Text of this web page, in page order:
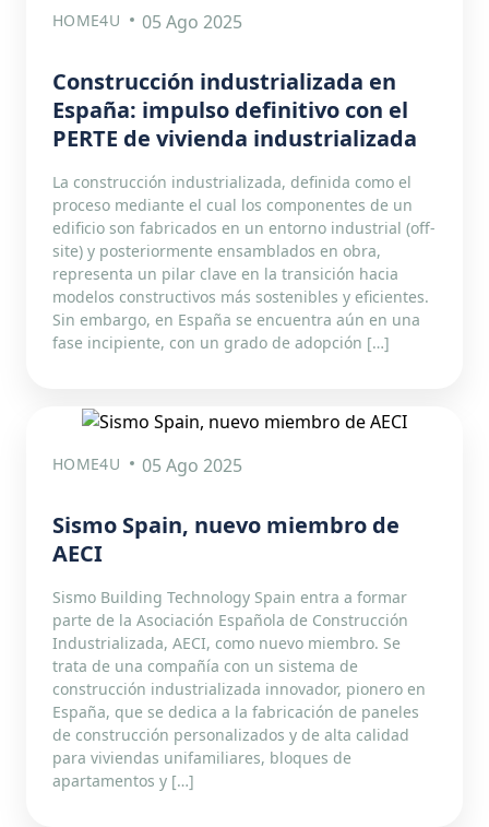
HOME4U 05 Ago 2025
Construcción industrializada en
España: impulso definitivo con el
PERTE de vivienda industrializada
La construcción industrializada, definida como el
proceso mediante el cual los componentes de un
edificio son fabricados en un entorno industrial (off-
site) y posteriormente ensamblados en obra,
representa un pilar clave en la transición hacia
modelos constructivos más sostenibles y eficientes.
Sin embargo, en España se encuentra aún en una
fase incipiente, con un grado de adopción […]
HOME4U 05 Ago 2025
Sismo Spain, nuevo miembro de
AECI
Sismo Building Technology Spain entra a formar
parte de la Asociación Española de Construcción
Industrializada, AECI, como nuevo miembro. Se
trata de una compañía con un sistema de
construcción industrializada innovador, pionero en
España, que se dedica a la fabricación de paneles
de construcción personalizados y de alta calidad
para viviendas unifamiliares, bloques de
apartamentos y […]